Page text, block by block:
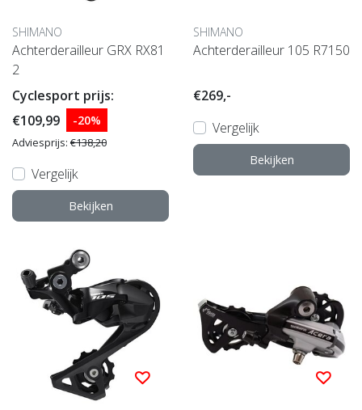
SHIMANO
Achterderailleur GRX RX81
2
Cyclesport prijs:
€109,99
-20%
Adviesprijs: €138,20
Vergelijk
Bekijken
SHIMANO
Achterderailleur 105 R7150
€269,-
Vergelijk
Bekijken